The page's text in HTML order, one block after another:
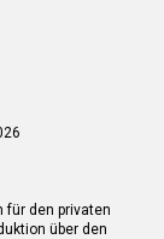
für den privaten
über den